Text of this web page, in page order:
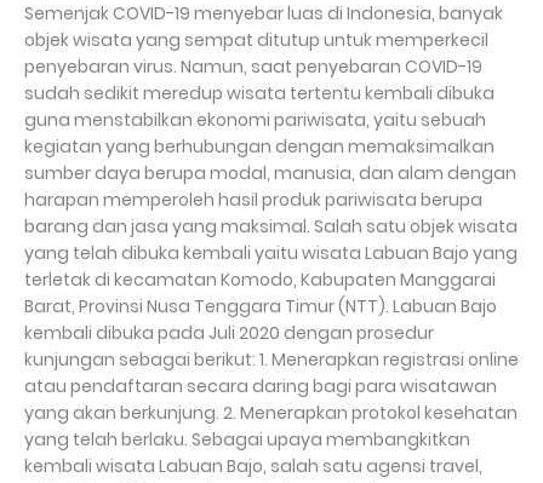
Semenjak COVID-19 menyebar luas di Indonesia, banyak
objek wisata yang sempat ditutup untuk memperkecil
penyebaran virus. Namun, saat penyebaran COVID-19
sudah sedikit meredup wisata tertentu kembali dibuka
guna menstabilkan ekonomi pariwisata, yaitu sebuah
kegiatan yang berhubungan dengan memaksimalkan
sumber daya berupa modal, manusia, dan alam dengan
harapan memperoleh hasil produk pariwisata berupa
barang dan jasa yang maksimal. Salah satu objek wisata
yang telah dibuka kembali yaitu wisata Labuan Bajo yang
terletak di kecamatan Komodo, Kabupaten Manggarai
Barat, Provinsi Nusa Tenggara Timur (NTT). Labuan Bajo
kembali dibuka pada Juli 2020 dengan prosedur
kunjungan sebagai berikut: 1. Menerapkan registrasi online
atau pendaftaran secara daring bagi para wisatawan
yang akan berkunjung. 2. Menerapkan protokol kesehatan
yang telah berlaku. Sebagai upaya membangkitkan
kembali wisata Labuan Bajo, salah satu agensi travel,